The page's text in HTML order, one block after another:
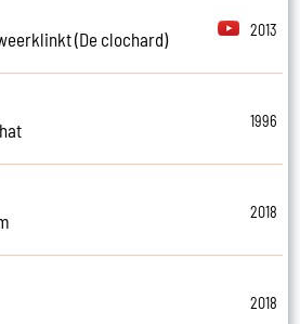
(De clochard)
2013
1996
2018
2018